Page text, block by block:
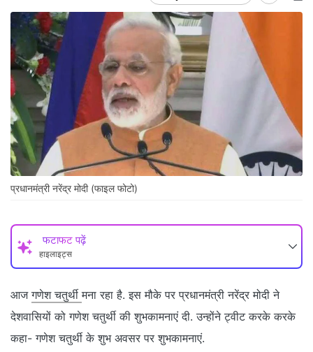
प्रधानमंत्री नरेंद्र मोदी (फाइल फोटो)
फटाफट पढ़ें
हाइलाइट्स
आजगणेश चतुर्थीमना रहा है. इस मौके पर प्रधानमंत्री नरेंद्र मोदी ने
देशवासियों को गणेश चतुर्थी की शुभकामनाएं दी. उन्होंने ट्वीट करके करके
कहा- गणेश चतुर्थी के शुभ अवसर पर शुभकामनाएं.